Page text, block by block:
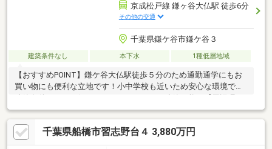
京成松戸線 鎌ヶ谷大仏駅 徒歩6分
その他の交通
千葉県鎌ケ谷市鎌ケ谷３
建築条件なし 本下水 1種低層地域
【おすすめPOINT】鎌ケ谷大仏駅徒歩５分のため通勤通学にもお
買い物にも便利な立地です！小中学校も近いため安心な環境です♪
建築条件なしでお好きなハウスメーカーで建築可能！【周辺環
境】鎌ケ谷市立東部小学校：徒歩７分鎌ケ谷市立第二中学校：徒
歩１０分鎌ケ谷ひかり幼稚園：徒歩１３分ビッグエー鎌ケ谷丸山
店：徒歩１３分マルエツ鎌ケ谷大仏店：徒歩１５分・建物解体、
測量費用は売主負担となります。・契約不適合責任３ヶ月・前面
千葉県船橋市習志野台４ 3,880万円